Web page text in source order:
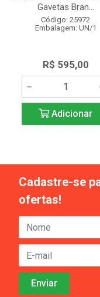
Gavetas Bran...
Código: 25972
Embalagem: UN/1
R$ 595,00
Adicionar
Cadastre-se
ofertas!